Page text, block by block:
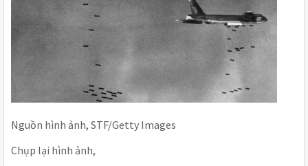
Nguồn hình ảnh, STF/Getty Images
Chụp lại hình ảnh,